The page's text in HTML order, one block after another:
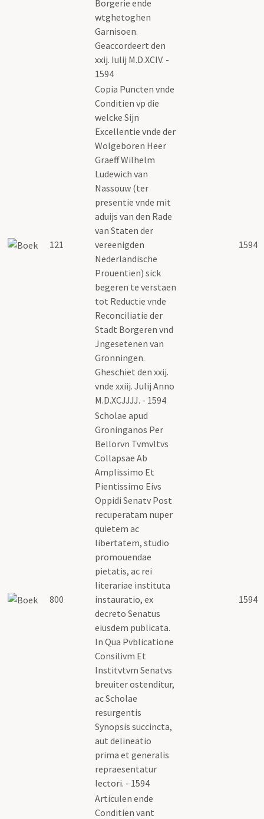
Borgerie ende
wtghetoghen
Garnisoen.
Geaccordeert den
xxij. Iulij M.D.XCIV. -
1594
121
Copia Puncten vnde
Conditien vp die
welcke Sijn
Excellentie vnde der
Wolgeboren Heer
Graeff Wilhelm
Ludewich van
Nassouw (ter
presentie vnde mit
aduijs van den Rade
van Staten der
vereenigden
Nederlandische
Prouentien) sick
begeren te verstaen
tot Reductie vnde
Reconciliatie der
Stadt Borgeren vnd
Jngesetenen van
Gronningen.
Gheschiet den xxij.
vnde xxiij. Julij Anno
M.D.XCJJJJ. - 1594
1594
800
Scholae apud
Groninganos Per
Bellorvn Tvmvltvs
Collapsae Ab
Amplissimo Et
Pientissimo Eivs
Oppidi Senatv Post
recuperatam nuper
quietem ac
libertatem, studio
promouendae
pietatis, ac rei
literariae instituta
instauratio, ex
decreto Senatus
eiusdem publicata.
In Qua Pvblicatione
Consilivm Et
Institvtvm Senatvs
breuiter ostenditur,
ac Scholae
resurgentis
Synopsis succincta,
aut delineatio
prima et generalis
repraesentatur
lectori. - 1594
1594
Articulen ende
Conditien vant